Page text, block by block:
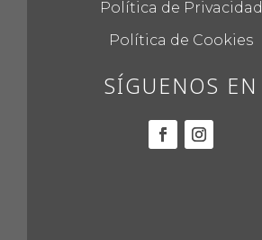
Política de Privacidad
Política de Cookies
SÍGUENOS EN